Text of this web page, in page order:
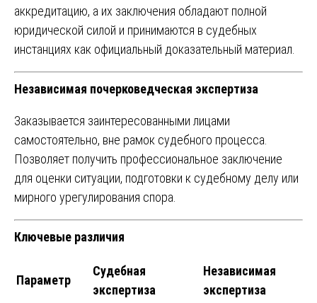
аккредитацию, а их заключения обладают полной
юридической силой и принимаются в судебных
инстанциях как официальный доказательный материал.
Независимая почерковедческая экспертиза
Заказывается заинтересованными лицами
самостоятельно, вне рамок судебного процесса.
Позволяет получить профессиональное заключение
для оценки ситуации, подготовки к судебному делу или
мирного урегулирования спора.
Ключевые различия
Параметр
Судебная
экспертиза
Независимая
экспертиза